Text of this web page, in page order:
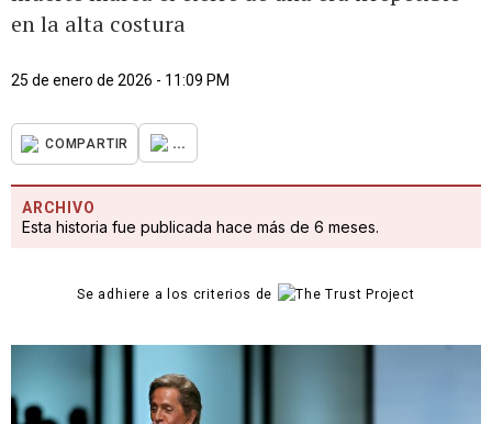
en la alta costura
25 de enero de 2026 - 11:09 PM
COMPARTIR ...
ARCHIVO
Esta historia fue publicada hace más de 6 meses.
Se adhiere a los criterios de